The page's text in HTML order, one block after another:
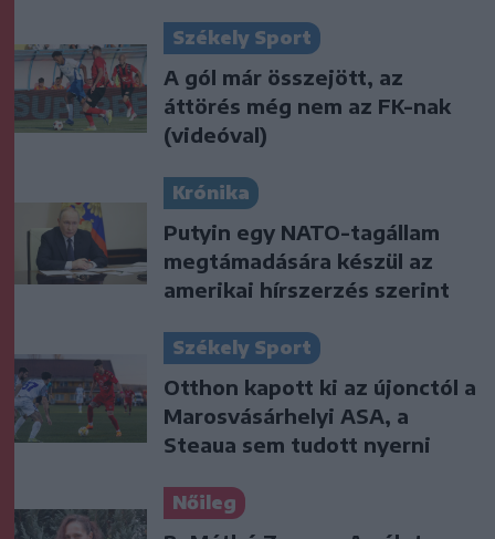
Székely Sport
A gól már összejött, az
áttörés még nem az FK-nak
(videóval)
Krónika
Putyin egy NATO-tagállam
megtámadására készül az
amerikai hírszerzés szerint
Székely Sport
Otthon kapott ki az újonctól a
Marosvásárhelyi ASA, a
Steaua sem tudott nyerni
Nőileg